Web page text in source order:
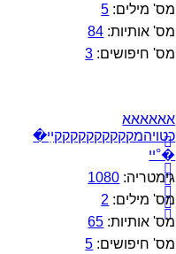
מס' מילים: 5
מס' אותיות: 84
מס' חיפושים: 3
אאאאאא
כטױהמקקקקקקקקקקײִ�
�ִִִִִ֫°ײ
גימטריה: 1080
מס' מילים: 2
מס' אותיות: 65
מס' חיפושים: 5